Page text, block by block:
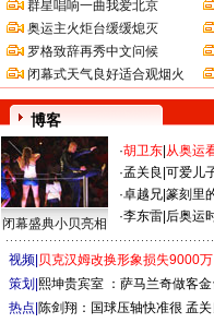
群星唱响一曲我爱北京
奥运主火炬台缓缓熄灭
罗格致辞再秀中文问候
闭幕式天气良好适合观烟火
博客
闭幕盛典小贝亮相
·胡卫东 从奥运
·孟关良 可爱儿
·卓越兄 篆刻里
·李东雷 后奥运
视频| 贝克汉姆改换形象损失9000万
策划| 熙坤贵宾室 ：萨马兰奇做客
热点| 陈剑翔：国球压轴快准很 孟关